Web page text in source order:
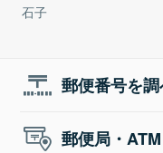
石子
郵便番号を
郵便局・